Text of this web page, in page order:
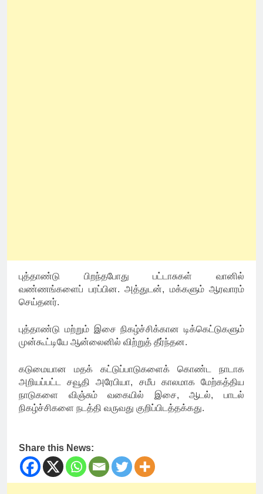
புத்தாண்டு பிறந்தபோது பட்டாசுகள் வானில்
வண்ணங்களைப் பரப்பின. அத்துடன், மக்களும் ஆரவாரம்
செய்தனர்.
புத்தாண்டு மற்றும் இசை நிகழ்ச்சிக்கான டிக்கெட்டுகளும்
முன்கூட்டியே ஆன்லைனில் விற்றுத் தீர்ந்தன.
கடுமையான மதக் கட்டுப்பாடுகளைக் கொண்ட நாடாக
அறியப்பட்ட சவூதி அரேபியா, சமீப காலமாக மேற்கத்திய
நாடுகளை விஞ்சும் வகையில் இசை, ஆடல், பாடல்
நிகழ்ச்சிகளை நடத்தி வருவது குறிப்பிடத்தக்கது.
Share this News: